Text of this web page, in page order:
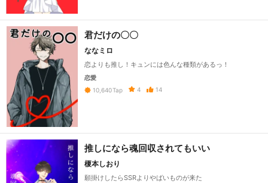
君だけの〇〇
ななミロ
恋よりも推し！キュンには色んな種類があるっ！
恋愛
10,640Tap 4 14
推しになら魂回収されてもいい
榎本しおり
願掛けしたらSSRよりやばいものが来た